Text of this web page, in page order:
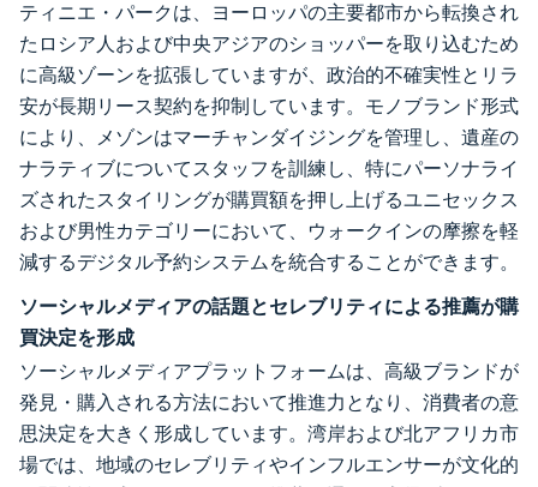
ティニエ・パークは、ヨーロッパの主要都市から転換され
たロシア人および中央アジアのショッパーを取り込むため
に高級ゾーンを拡張していますが、政治的不確実性とリラ
安が長期リース契約を抑制しています。モノブランド形式
により、メゾンはマーチャンダイジングを管理し、遺産の
ナラティブについてスタッフを訓練し、特にパーソナライ
ズされたスタイリングが購買額を押し上げるユニセックス
および男性カテゴリーにおいて、ウォークインの摩擦を軽
減するデジタル予約システムを統合することができます。
ソーシャルメディアの話題とセレブリティによる推薦が購
買決定を形成
ソーシャルメディアプラットフォームは、高級ブランドが
発見・購入される方法において推進力となり、消費者の意
思決定を大きく形成しています。湾岸および北アフリカ市
場では、地域のセレブリティやインフルエンサーが文化的